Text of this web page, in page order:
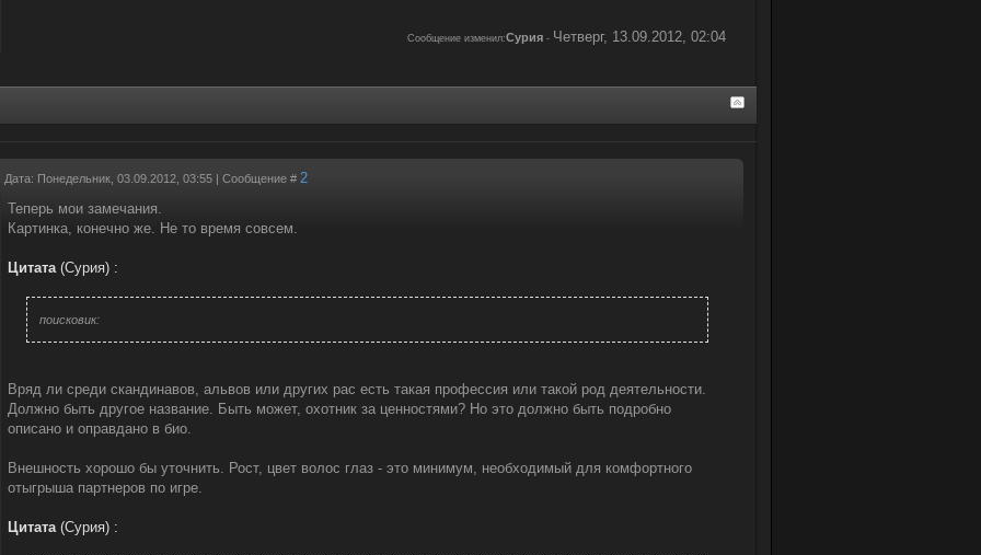
Сообщение изменил:Сурия - Четверг, 13.09.2012, 02:04
Дата: Понедельник, 03.09.2012, 03:55 | Сообщение # 2
Теперь мои замечания.
Картинка, конечно же. Не то время совсем.
Цитата(Сурия) :
поисковик:
Вряд ли среди скандинавов, альвов или других рас есть такая профессия или такой род деятельности.
Должно быть другое название. Быть может, охотник за ценностями? Но это должно быть подробно
описано и оправдано в био.
Внешность хорошо бы уточнить. Рост, цвет волос глаз - это минимум, необходимый для комфортного
отыгрыша партнеров по игре.
Цитата(Сурия) :